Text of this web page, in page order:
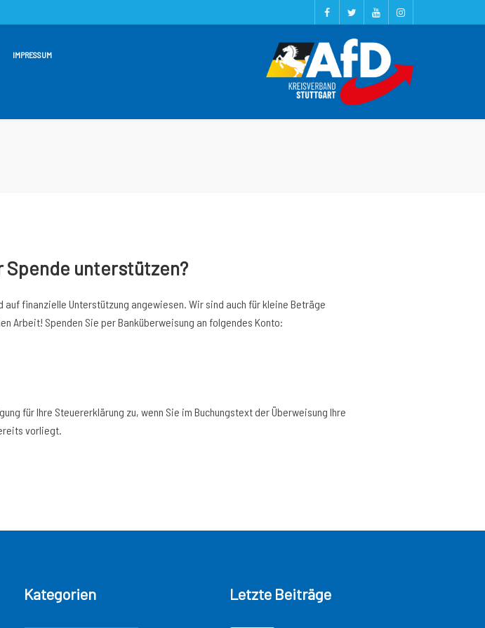
IMPRESSUM
Spende unterstützen?
finanzielle Unterstützung angewiesen. Wir sind auch für kleine Beträge
Arbeit! Spenden Sie per Banküberweisung an folgendes Konto:
für Ihre Steuererklärung zu, wenn Sie im Buchungstext der Überweisung Ihre
vorliegt.
Kategorien Letzte Beiträge